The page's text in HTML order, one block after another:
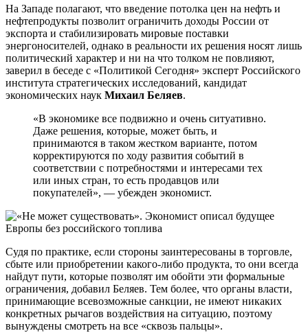
На Западе полагают, что введение потолка цен на нефть и
нефтепродукты позволит ограничить доходы России от
экспорта и стабилизировать мировые поставки
энергоносителей, однако в реальности их решения носят лишь
политический характер и ни на что толком не повлияют,
заверил в беседе с «Политикой Сегодня» эксперт Российского
института стратегических исследований, кандидат
экономических наук Михаил Беляев.
«В экономике все подвижно и очень ситуативно.
Даже решения, которые, может быть, и
принимаются в таком жестком варианте, потом
корректируются по ходу развития событий в
соответствии с потребностями и интересами тех
или иных стран, то есть продавцов или
покупателей», — убежден экономист.
Судя по практике, если стороны заинтересованы в торговле,
сбыте или приобретении какого-либо продукта, то они всегда
найдут пути, которые позволят им обойти эти формальные
ограничения, добавил Беляев. Тем более, что органы власти,
принимающие всевозможные санкции, не имеют никаких
конкретных рычагов воздействия на ситуацию, поэтому
вынуждены смотреть на все «сквозь пальцы».